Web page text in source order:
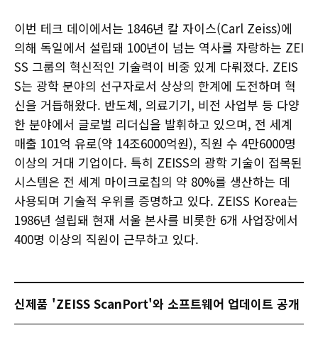
이번 테크 데이에서는 1846년 칼 자이스(Carl Zeiss)에
의해 독일에서 설립돼 100년이 넘는 역사를 자랑하는 ZEI
SS 그룹의 혁신적인 기술력이 비중 있게 다뤄졌다. ZEIS
S는 광학 분야의 선구자로서 상상의 한계에 도전하며 혁
신을 거듭해왔다. 반도체, 의료기기, 비전 사업부 등 다양
한 분야에서 글로벌 리더십을 발휘하고 있으며, 전 세계
매출 101억 유로(약 14조6000억원), 직원 수 4만6000명
이상의 거대 기업이다. 특히 ZEISS의 광학 기술이 접목된
시스템은 전 세계 마이크로칩의 약 80%를 생산하는 데
사용되며 기술적 우위를 증명하고 있다. ZEISS Korea는
1986년 설립돼 현재 서울 본사를 비롯한 6개 사업장에서
400명 이상의 직원이 근무하고 있다.
신제품 'ZEISS ScanPort'와 소프트웨어 업데이트 공개